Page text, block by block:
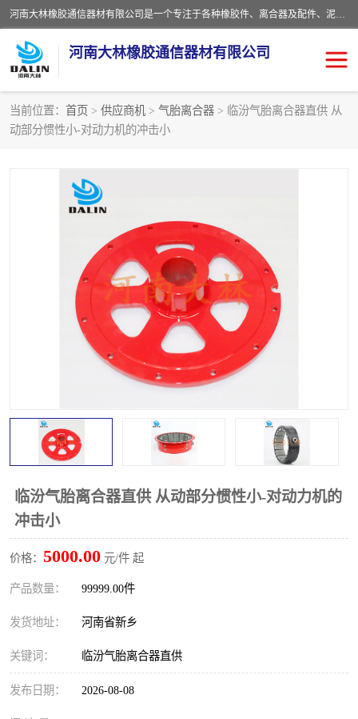
河南大林橡胶通信器材有限公司是一个专注于各种橡胶件、离合器及配件、泥浆泵及配件等产品设计制造和加工的企业。产品应用于矿山、冶金、石油、钢铁、化工、水泥、船舶、造纸、通用机械等各种大功率机械传动或制动装置。
河南大林橡胶通信器材有限公司
当前位置： 首页 > 供应商机 > 气胎离合器 > 临汾气胎离合器直供 从
动部分惯性小-对动力机的冲击小
临汾气胎离合器直供 从动部分惯性小-对动力机的
冲击小
价格： 5000.00 元/件 起
产品数量： 99999.00件
发货地址： 河南省新乡
关键词： 临汾气胎离合器直供
发布日期： 2026-08-08
推盘离合器
VC离合器
PO隔膜离合器
泥浆泵空气包胶囊 气动元件
DY隔膜式离合器 CB离合器
实芯轮胎
联轴器